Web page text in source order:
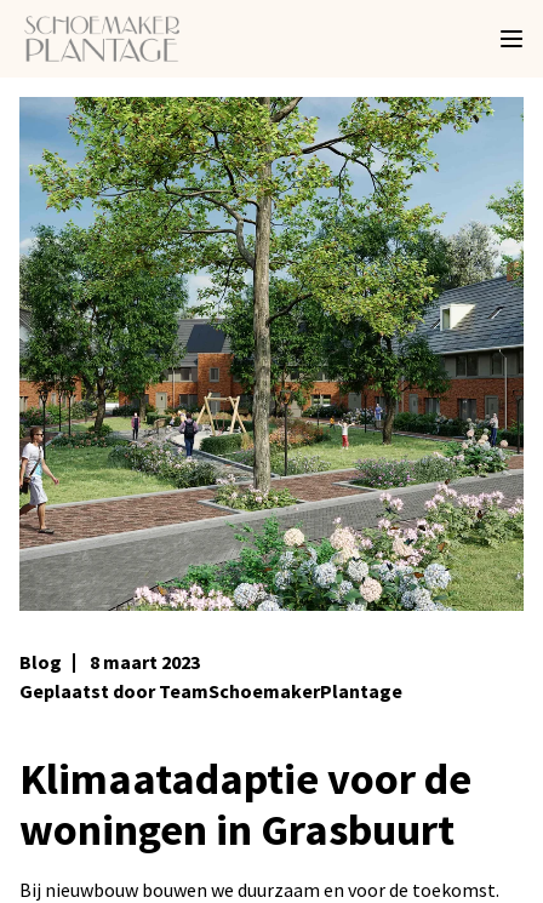
Blog
8 maart 2023
Geplaatst door TeamSchoemakerPlantage
Klimaatadaptie voor de
woningen in Grasbuurt
Bij nieuwbouw bouwen we duurzaam en voor de toekomst.